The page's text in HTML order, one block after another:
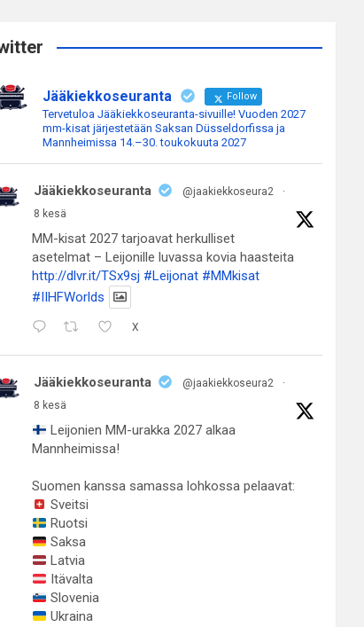
Jääkiekkoseuranta Follow
Tervetuloa Jääkiekkoseuranta-sivuille! Vuoden 2027
mm-kisat järjestetään Saksan Düsseldorfissa ja
Mannheimissa 14.–30. toukokuuta 2027
Jääkiekkoseuranta @jaakiekkoseura2
·
8 kesä
MM-kisat 2027 tarjoavat herkulliset
asetelmat – Leijonille luvassa kovia haasteita
http://dlvr.it/TSx9sj #Leijonat #MMkisat
#IIHFWorlds
X
Jääkiekkoseuranta @jaakiekkoseura2
·
8 kesä
Leijonien MM-urakka 2027 alkaa
Mannheimissa!
Suomen kanssa samassa lohkossa pelaavat:
Sveitsi
Ruotsi
Saksa
Latvia
Itävalta
Slovenia
Ukraina